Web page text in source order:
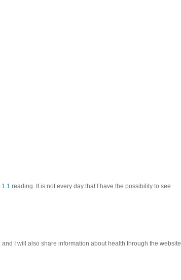
reading. It is not every day that I have the possibility to see
I will also share information about health through the website